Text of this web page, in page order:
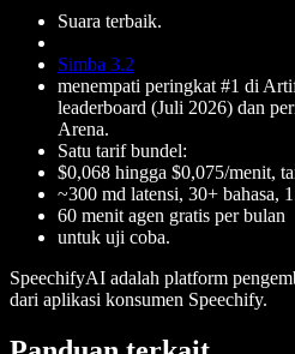
Suara terbaik.
Simba 3.2
menempati peringkat #1 di
leaderboard (Juli 2026) dan
Arena.
Satu tarif bundel:
$0,068 hingga $0,075/menit,
~300 md latensi, 30+ bahasa,
60 menit agen gratis per bulan
untuk uji coba.
SpeechifyAI adalah platform
dari aplikasi konsumen Speechify.